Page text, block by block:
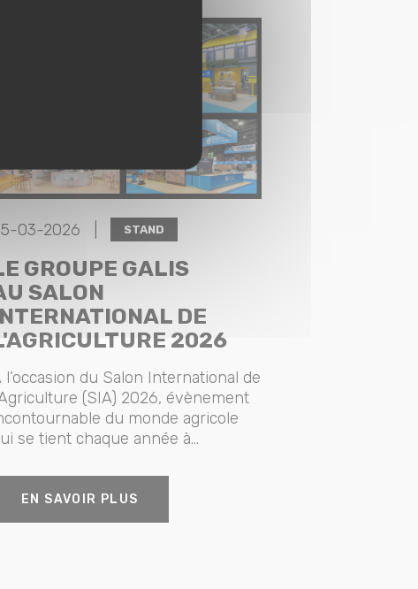
03-2026 | STAND
GROUPE GALIS
SALON
DE
2026
l’occasion du Salon International de
(SIA) 2026, évènement
du monde agricole
se tient chaque année à...
EN SAVOIR PLUS